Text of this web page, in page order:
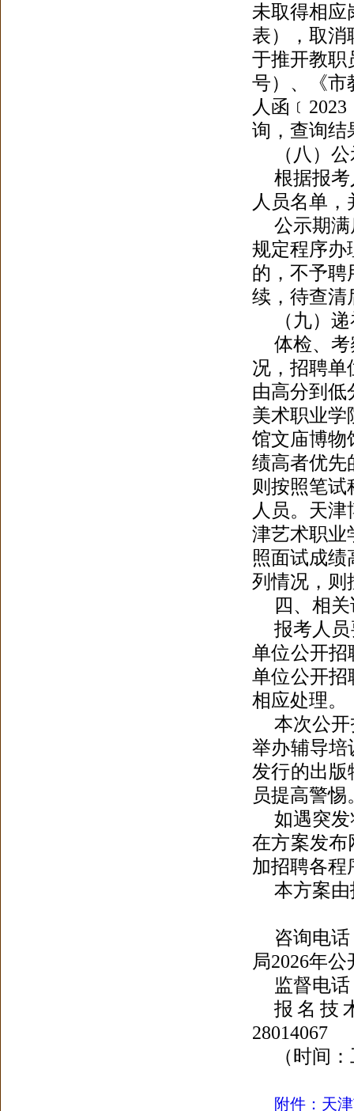
未取得相应
表），取消
于推开教职
号）、《市
人函
询，查询结
（八）
根据报
人员名单
公示期满
规定程序办
的，不予聘
续 ， 待查清
（九）
体检、
况 ， 招聘单
由高分到低
美术职业学
馆文庙博物
绩高者优先
则按照笔试
人员。 天津
津艺术职业
照面试成绩
列情况 ， 则
四、相
报考人
单位公开招
单位公开招
相应处理。
本次公
举办辅导培
发行的出
员提高警惕
如遇突
在方案发布
加招聘各程
本方案
咨询电
局2026年
监督电话
报名技
28014067
（时间
附件：天